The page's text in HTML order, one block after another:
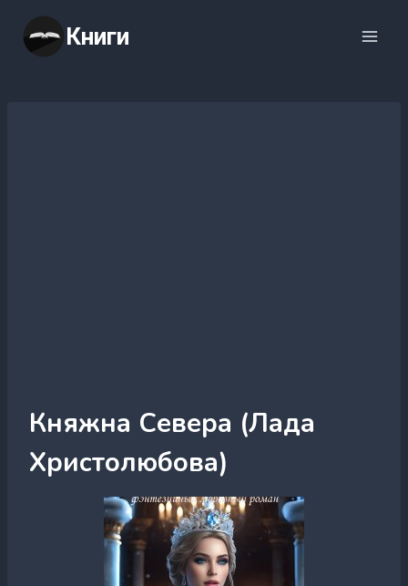
содержимому
Книги
Княжна Севера (Лада
Христолюбова)